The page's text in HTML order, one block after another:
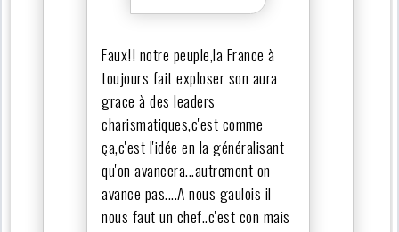
Faux!! notre peuple,la France à
toujours fait exploser son aura
grace à des leaders
charismatiques,c'est comme
ça,c'est l'idée en la généralisant
qu'on avancera...autrement on
avance pas....A nous gaulois il
nous faut un chef..c'est con mais